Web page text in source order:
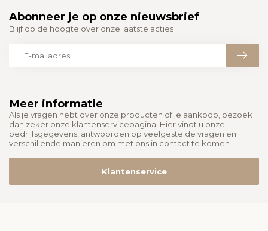
Meer informatie
Als je vragen hebt over onze producten of je aankoop, bezoek
dan zeker onze klantenservicepagina. Hier vindt u onze
bedrijfsgegevens, antwoorden op veelgestelde vragen en
verschillende manieren om met ons in contact te komen.
Klantenservice
Abonneer je op onze nieuwsbrief
Blijf op de hoogte over onze laatste acties